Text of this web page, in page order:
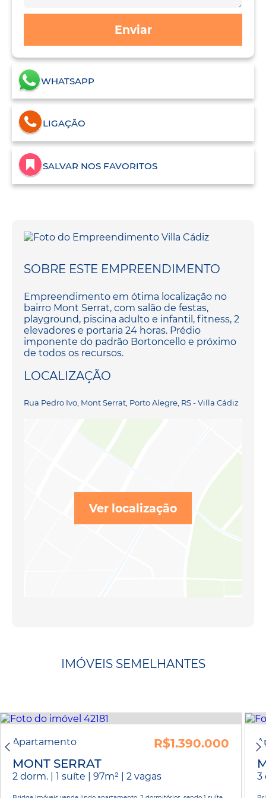
Enviar
WHATSAPP
LIGAÇÃO
SALVAR NOS FAVORITOS
SOBRE ESTE EMPREENDIMENTO
Empreendimento em ótima localização no
bairro Mont Serrat, com salão de festas,
playground, piscina adulto e infantil, fitness, 2
elevadores e portaria 24 horas. Prédio
imponente do padrão Bortoncello e próximo
de todos os recursos.
LOCALIZAÇÃO
Rua Pedro Ivo, Mont Serrat, Porto Alegre, RS - Villa Cádiz
Ver localização
IMÓVEIS SEMELHANTES
Apartamento
R$1.390.000
MONT SERRAT
2 dorm. | 1 suíte | 97m² | 2 vagas 3